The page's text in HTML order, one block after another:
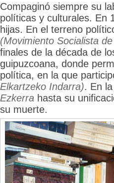
Compaginó siempre su
políticas y culturales. En
hijas. En el terreno
(Movimiento Socialista
finales de la década de
guipuzcoana, donde
política, en la que
Elkartzeko Indarra). En
Ezkerra hasta su
su muerte.